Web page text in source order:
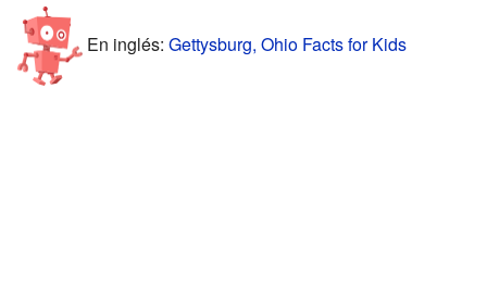
En inglés: Gettysburg, Ohio Facts for Kids